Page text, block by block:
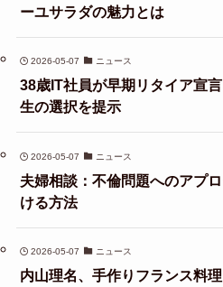
ーユサラダの魅力とは
2026-05-07 ニュース
38歳IT社員が早期リタイア宣
生の選択を提示
2026-05-07 ニュース
夫婦相談：不倫問題へのアプ
ける方法
2026-05-07 ニュース
内山理名、手作りフランス料